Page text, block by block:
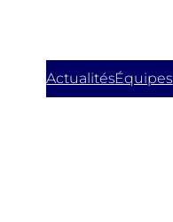
ActualitésÉquipes